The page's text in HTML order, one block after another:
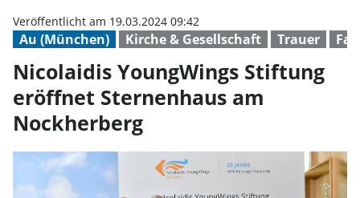
Au (München) Kirche & Gesellschaft Trauer
Veröffentlicht am 19.03.2024 09:42
Nicolaidis YoungWings Stiftung
eröffnet Sternenhaus am
Nockherberg